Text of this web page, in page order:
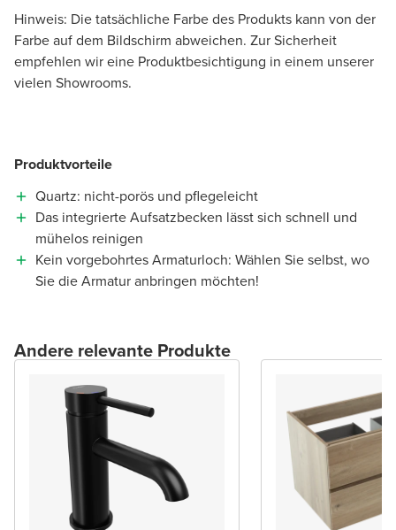
Hinweis: Die tatsächliche Farbe des Produkts kann von der
Farbe auf dem Bildschirm abweichen. Zur Sicherheit
empfehlen wir eine Produktbesichtigung in einem unserer
vielen Showrooms.
Produktvorteile
Quartz: nicht-porös und pflegeleicht
Das integrierte Aufsatzbecken lässt sich schnell und
mühelos reinigen
Kein vorgebohrtes Armaturloch: Wählen Sie selbst, wo
Sie die Armatur anbringen möchten!
Andere relevante Produkte